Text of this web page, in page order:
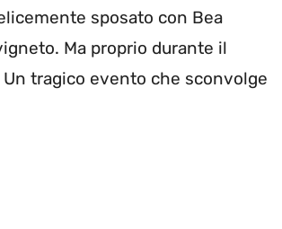
sposato con Bea
Ma proprio durante il
tragico evento che sconvolge